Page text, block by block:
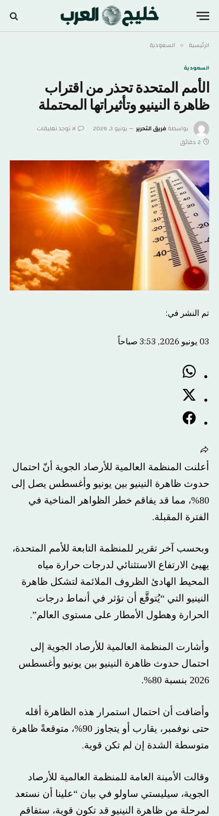
الرئيسية » السعودية
السعودية
الأمم المتحدة تحذر من اقتراب
ظاهرة النينيو وتأثيراتها المحتملة
بواسطةفريق التحرير يونيو 3, 2026
لا توجد تعليقات
2 دقائق
تم النشر في:
03 يونيو 2026, 3:53 صباحاً
أعلنت المنظمة العالمية للأرصاد الجوية أنّ احتمال
حدوث ظاهرة النينيو بين يونيو وأغسطس يصل إلى
80%، مما قد يفاقم خطر الظواهر المناخية في
الفترة المقبلة.
وبحسب آخر تقرير للمنظمة التابعة للأمم المتحدة،
يهيئ الارتفاع الاستثنائي لدرجات حرارة مياه
المحيط الهادئ الظروف الملائمة لتشكل ظاهرة
النينيو التي “يُتوقَّع أن تؤثر في أنماط درجات
الحرارة وهطول الأمطار على مستوى العالم”.
وأشارت المنظمة العالمية للأرصاد الجوية إلى
احتمال حدوث ظاهرة النينيو بين يونيو وأغسطس
2026 بنسبة 80%.
وأضافت أن احتمال استمرار هذه الظاهرة أقله
حتى نوفمبر، يقارب أو يتجاوز 90%، متوقعةً ظاهرة
متوسطة الشدة إن لم تكن قوية.
وقالت الأمينة العامة للمنظمة العالمية للأرصاد
الجوية، سيليستي ساولو في بيان “علينا أن نستعد
لمرحلة من ظاهرة النينيو قد تكون قوية، ستفاقم